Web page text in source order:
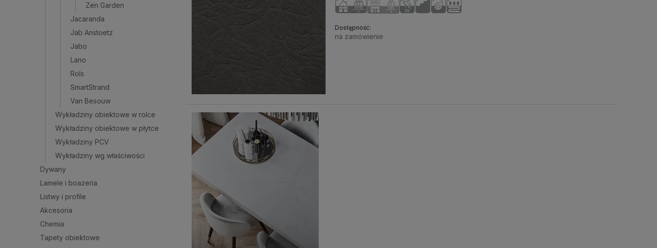
Zen Garden
Jacaranda
Jab Anstoetz
Jabo
Lano
Rols
SmartStrand
Van Besouw
Wykładziny obiektowe w rolce
Wykładziny obiektowe w płytce
Wykładziny PCV
Wykładziny wg właściwości
Dywany
Lamele i boazeria
Listwy i profile
Akcesoria
Chemia
Tapety obiektowe
Dostępność:
na zamówienie